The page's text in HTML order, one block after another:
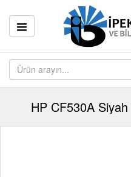
HP CF530A